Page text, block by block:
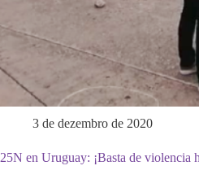
3 de dezembro de 2020
25N en Uruguay: ¡Basta de violencia